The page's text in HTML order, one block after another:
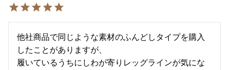
他社商品で同じような素材のふんどしタイプを購入
したことがありますが、
履いているうちにしわが寄りレッグラインが気にな